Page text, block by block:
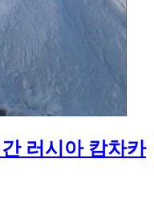
러시아 캄차카